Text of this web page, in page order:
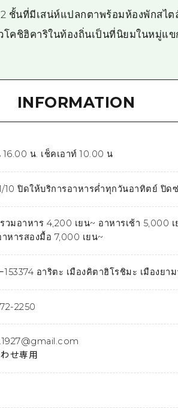
2 ชั้นที่มีเสน่ห์แปลกตาพร้อมห้องพักสไ
คชิฮิคาริในท้องถิ่นเป็นที่นิยมในหมู่แข
INFORMATION
16.00 น. เช็คเอาท์ 10.00 น
10 ปิดให้บริการอาหารค่ำทุกวันอาทิตย์ ปิด
วมอาหาร 4,200 เยน~ อาหารเช้า 5,000
าหารสองมื้อ 7,000 เยน~
153374 อาริตะ เมืองคิตาฮิโรชิมะ เมืองยา
2250
せ専用